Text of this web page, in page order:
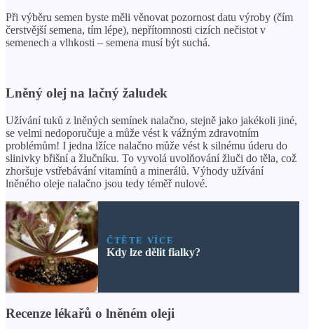
Při výběru semen byste měli věnovat pozornost datu výroby (čím
čerstvější semena, tím lépe), nepřítomnosti cizích nečistot v
semenech a vlhkosti – semena musí být suchá.
Lněný olej na lačný žaludek
Užívání tuků z lněných semínek nalačno, stejně jako jakékoli jiné,
se velmi nedoporučuje a může vést k vážným zdravotním
problémům! I jedna lžíce nalačno může vést k silnému úderu do
slinivky břišní a žlučníku. To vyvolá uvolňování žluči do těla, což
zhoršuje vstřebávání vitamínů a minerálů. Výhody užívání
lněného oleje nalačno jsou tedy téměř nulové.
ČTĚTE VÍCE
Kdy lze dělit fialky?
Recenze lékařů o lněném oleji